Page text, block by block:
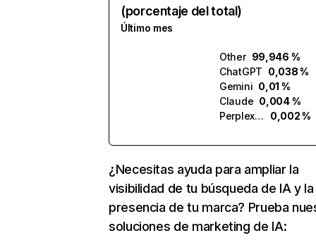
(porcentaje del total)
Último mes
Other 99,946 %
ChatGPT 0,038 %
Gemini 0,01 %
Claude 0,004 %
Perplexity
0,002 %
¿Necesitas ayuda para ampliar la
visibilidad de tu búsqueda de IA y la
presencia de tu marca? Prueba
soluciones de marketing de IA: